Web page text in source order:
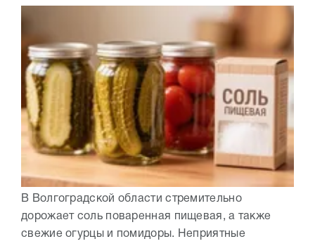
В Волгоградской области стремительно
дорожает соль поваренная пищевая, а также
свежие огурцы и помидоры. Неприятные